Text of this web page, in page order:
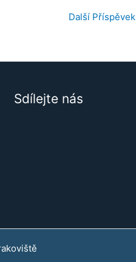
Další Příspěvek
Sdílejte nás